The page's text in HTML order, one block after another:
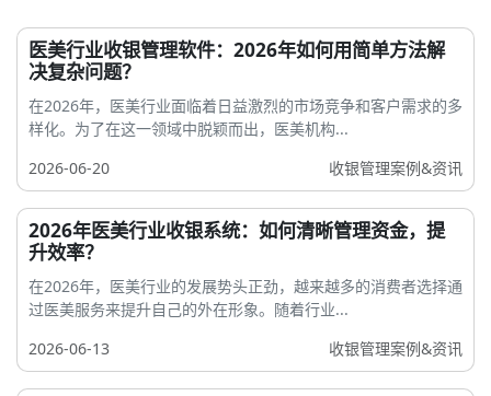
医美行业收银管理软件：2026年如何用简单方法解
决复杂问题？
在2026年，医美行业面临着日益激烈的市场竞争和客户需求的多
样化。为了在这一领域中脱颖而出，医美机构...
2026-06-20
收银管理案例&资讯
2026年医美行业收银系统：如何清晰管理资金，提
升效率？
在2026年，医美行业的发展势头正劲，越来越多的消费者选择通
过医美服务来提升自己的外在形象。随着行业...
2026-06-13
收银管理案例&资讯